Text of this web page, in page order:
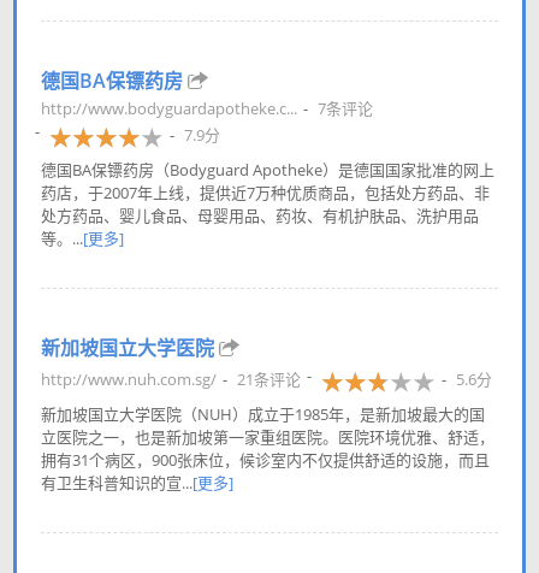
德国BA保镖药房
http://www.bodyguardapotheke.c...
7条评论
7.9分
德国BA保镖药房（Bodyguard Apotheke）是德国国家批准的网上
药店，于2007年上线，提供近7万种优质商品，包括处方药品、非
处方药品、婴儿食品、母婴用品、药妆、有机护肤品、洗护用品
等。...[更多]
新加坡国立大学医院
http://www.nuh.com.sg/ 21条评论
5.6分
新加坡国立大学医院（NUH）成立于1985年，是新加坡最大的国
立医院之一，也是新加坡第一家重组医院。医院环境优雅、舒适，
拥有31个病区，900张床位，候诊室内不仅提供舒适的设施，而且
有卫生科普知识的宣...[更多]